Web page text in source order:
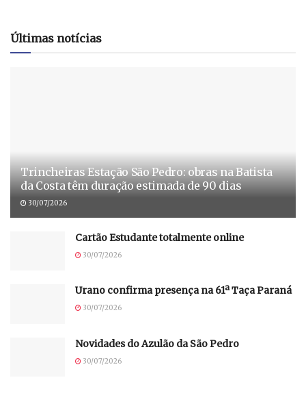
Últimas notícias
Trincheiras Estação São Pedro: obras na Batista
da Costa têm duração estimada de 90 dias
30/07/2026
Cartão Estudante totalmente online
30/07/2026
Urano confirma presença na 61ª Taça Paraná
30/07/2026
Novidades do Azulão da São Pedro
30/07/2026